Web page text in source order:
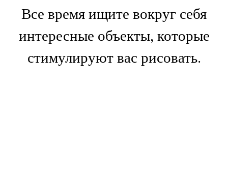
Все время ищите вокруг себя
интересные объекты, которые
стимулируют вас рисовать.